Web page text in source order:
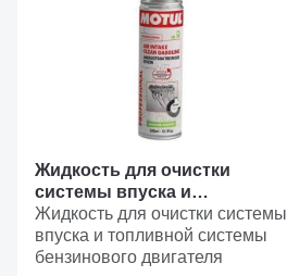
Жидкость для очистки
системы впуска и
топливной системы
бензиновых двигателей
MOTUL 110484
Жидкость для очистки системы
впуска и топливной системы
бензинового двигателя